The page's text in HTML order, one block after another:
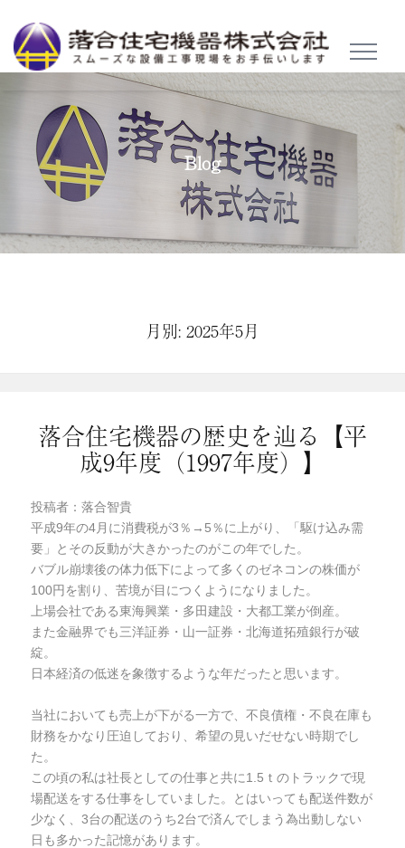
Blog
月別: 2025年5月
落合住宅機器の歴史を辿る【平
成9年度（1997年度）】
投稿者：落合智貴
平成9年の4月に消費税が3％→5％に上がり、「駆け込み需
要」とその反動が大きかったのがこの年でした。
バブル崩壊後の体力低下によって多くのゼネコンの株価が
100円を割り、苦境が目につくようになりました。
上場会社である東海興業・多田建設・大都工業が倒産。
また金融界でも三洋証券・山一証券・北海道拓殖銀行が破
綻。
日本経済の低迷を象徴するような年だったと思います。
当社においても売上が下がる一方で、不良債権・不良在庫も
財務をかなり圧迫しており、希望の見いだせない時期でし
た。
この頃の私は社長としての仕事と共に1.5ｔのトラックで現
場配送をする仕事をしていました。とはいっても配送件数が
少なく、3台の配送のうち2台で済んでしまう為出動しない
日も多かった記憶があります。